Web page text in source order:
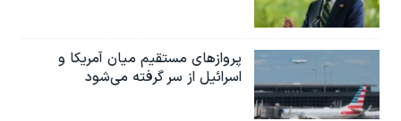
پروازهای مستقیم میان آمریکا و
اسرائیل از سر گرفته می‌شود